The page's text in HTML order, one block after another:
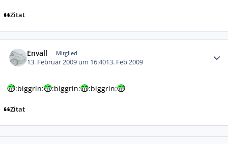
Zitat
Envall Mitglied
13. Februar 2009 um 16:4013. Feb 2009
:biggrin: :biggrin: :biggrin:
Zitat